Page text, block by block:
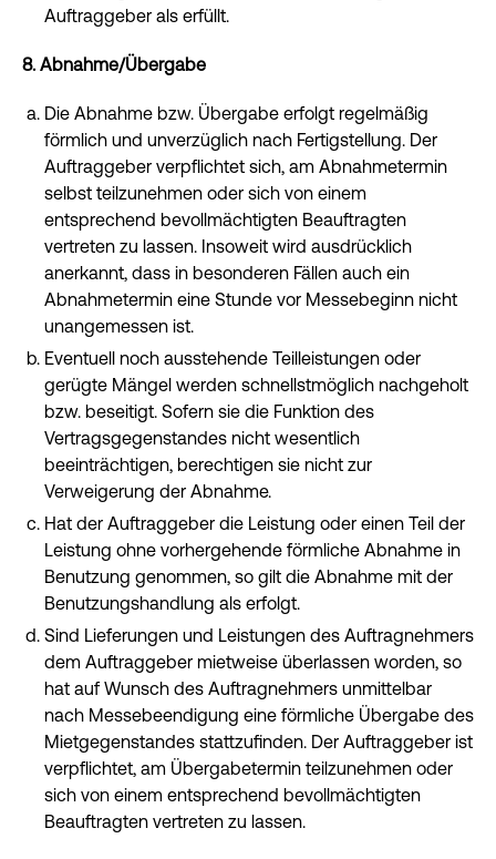
Auftraggeber als erfüllt.
8. Abnahme/Übergabe
Die Abnahme bzw. Übergabe erfolgt regelmäßig
förmlich und unverzüglich nach Fertigstellung. Der
Auftraggeber verpflichtet sich, am Abnahmetermin
selbst teilzunehmen oder sich von einem
entsprechend bevollmächtigten Beauftragten
vertreten zu lassen. Insoweit wird ausdrücklich
anerkannt, dass in besonderen Fällen auch ein
Abnahmetermin eine Stunde vor Messebeginn nicht
unangemessen ist.
Eventuell noch ausstehende Teilleistungen oder
gerügte Mängel werden schnellstmöglich nachgeholt
bzw. beseitigt. Sofern sie die Funktion des
Vertragsgegenstandes nicht wesentlich
beeinträchtigen, berechtigen sie nicht zur
Verweigerung der Abnahme.
Hat der Auftraggeber die Leistung oder einen Teil der
Leistung ohne vorhergehende förmliche Abnahme in
Benutzung genommen, so gilt die Abnahme mit der
Benutzungshandlung als erfolgt.
Sind Lieferungen und Leistungen des Auftragnehmers
dem Auftraggeber mietweise überlassen worden, so
hat auf Wunsch des Auftragnehmers unmittelbar
nach Messebeendigung eine förmliche Übergabe des
Mietgegenstandes stattzufinden. Der Auftraggeber ist
verpflichtet, am Übergabetermin teilzunehmen oder
sich von einem entsprechend bevollmächtigten
Beauftragten vertreten zu lassen.